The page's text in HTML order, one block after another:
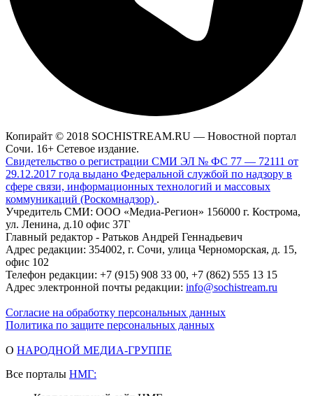
Копирайт © 2018 SOCHISTREAM.RU — Новостной портал
Сочи. 16+ Сетевое издание.
Свидетельство о регистрации СМИ ЭЛ № ФС 77 — 72111 от
29.12.2017 года выдано Федеральной службой по надзору в
сфере связи, информационных технологий и массовых
коммуникаций (Роскомнадзор) .
Учредитель СМИ: ООО «Медиа-Регион» 156000 г. Кострома,
ул. Ленина, д.10 офис 37Г
Главный редактор - Ратьков Андрей Геннадьевич
Адрес редакции: 354002, г. Сочи, улица Черноморская, д. 15,
офис 102
Телефон редакции: +7 (915) 908 33 00, +7 (862) 555 13 15
Адрес электронной почты редакции: info@sochistream.ru
Согласие на обработку персональных данных
Политика по защите персональных данных
О НАРОДНОЙ МЕДИА-ГРУППЕ
Все порталы НМГ: